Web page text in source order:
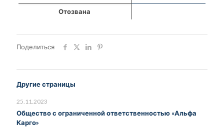
Отозвана
Поделиться
Другие страницы
25.11.2023
Общество с ограниченной ответственностью «Альфа
Карго»